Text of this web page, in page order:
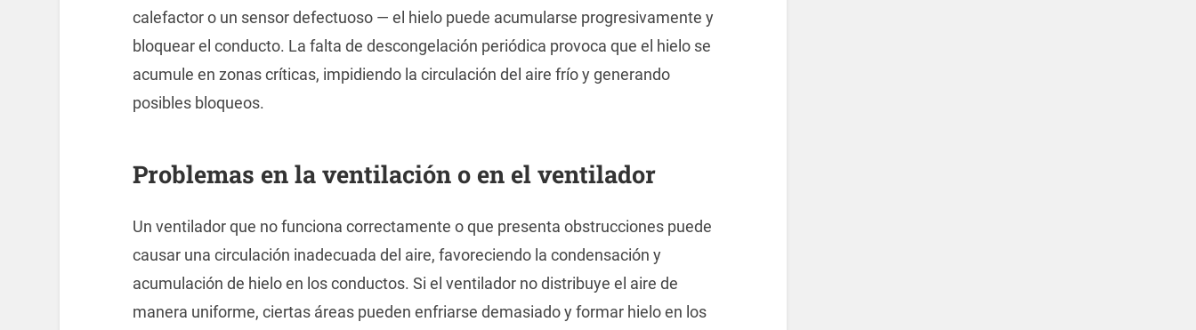
calefactor o un sensor defectuoso — el hielo puede acumularse progresivamente y
bloquear el conducto. La falta de descongelación periódica provoca que el hielo se
acumule en zonas críticas, impidiendo la circulación del aire frío y generando
posibles bloqueos.
Problemas en la ventilación o en el ventilador
Un ventilador que no funciona correctamente o que presenta obstrucciones puede
causar una circulación inadecuada del aire, favoreciendo la condensación y
acumulación de hielo en los conductos. Si el ventilador no distribuye el aire de
manera uniforme, ciertas áreas pueden enfriarse demasiado y formar hielo en los